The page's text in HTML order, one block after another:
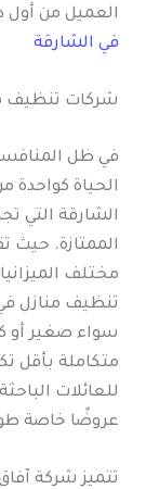
العميل من أول
في الشارقة
شركات تنظيف
في ظل
الحياة
الشارقة التي
الممتازة. حيث
مختلف
تنظيف منازل
سواء صغير أو
متكاملة بأقل
للعائلات
عروضًا خاصة
تتميز شركة